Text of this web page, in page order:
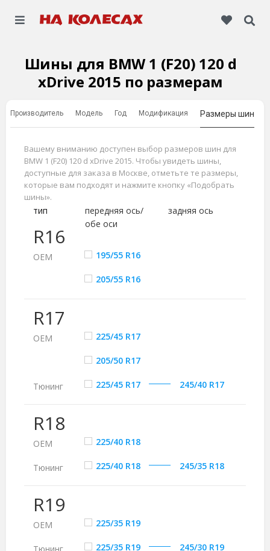
Шины для BMW 1 (F20) 120 d
xDrive 2015 по размерам
Производитель Модель Год Модификация Размеры шин
Вашему вниманию доступен выбор размеров шин для
BMW 1 (F20) 120 d xDrive 2015. Чтобы увидеть шины,
доступные для заказа в Москве, отметьте те размеры,
которые вам подходят и нажмите кнопку «Подобрать
шины».
R16
тип
передняя ось/
обе оси
задняя ось
ОЕМ 195/55 R16
205/55 R16
R17
ОЕМ 225/45 R17
205/50 R17
Тюнинг 225/45 R17 245/40 R17
R18
ОЕМ 225/40 R18
Тюнинг 225/40 R18 245/35 R18
R19
ОЕМ 225/35 R19
225/35 R19 245/30 R19